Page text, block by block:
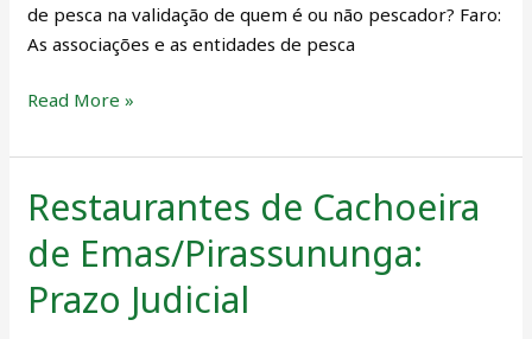
de pesca na validação de quem é ou não pescador? Faro:
As associações e as entidades de pesca
Read More »
Restaurantes de Cachoeira
de Emas/Pirassununga:
Prazo Judicial
Restaurantes
de
Cachoeira
de
Emas/Pirassununga: